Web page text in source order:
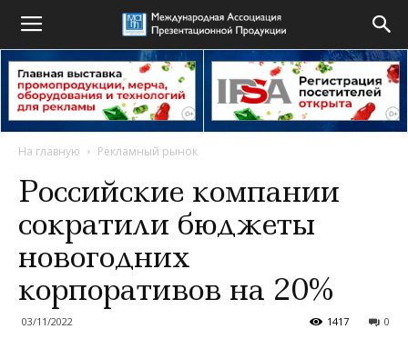
На главную Рекламный рынок
Российские компании
сократили бюджеты
новогодних
корпоративов на 20%
03/11/2022 0
1417